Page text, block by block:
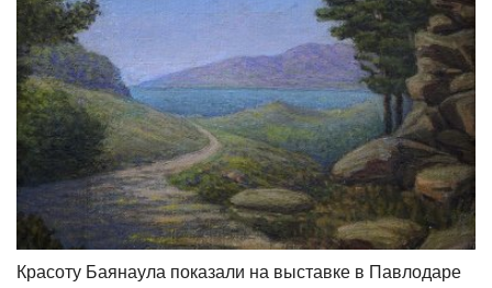
Красоту Баянаула показали на выставке в Павлодаре